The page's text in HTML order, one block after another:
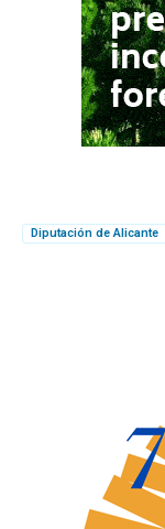
Diputación de Alicante